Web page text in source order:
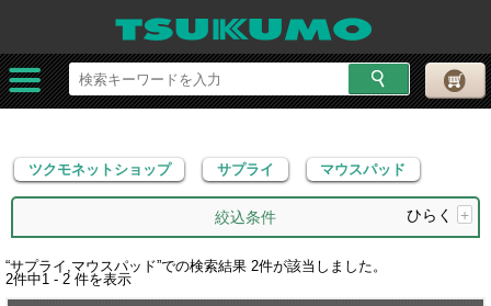
ツクモネットショップ サプライ マウスパッド
ツクモネットショップ サプライ マウスパッド
絞込条件 ひらく +
“サプライ,マウスパッド”での検索結果 2件が該当しました。
2件中1 - 2 件を表示